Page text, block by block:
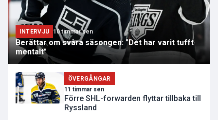
INTERVJU 10 timmar sen
Berättar om svåra säsongen: "Det har varit tufft
mentalt"
ÖVERGÅNGAR
11 timmar sen
Förre SHL-forwarden flyttar tillbaka till
Ryssland